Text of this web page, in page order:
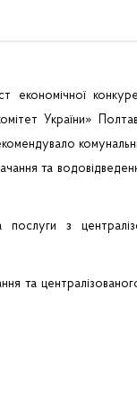
економічної
України»
та
послуги з
та